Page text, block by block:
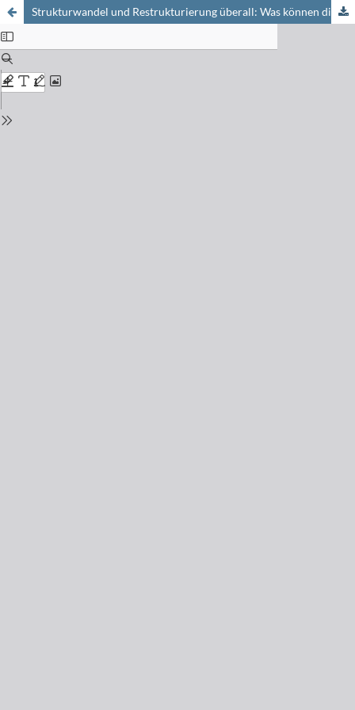
Strukturwandel und Restrukturierung überall: Was können die Chemiker von der chemischen und pharmazeutischen Industrie erwarten?